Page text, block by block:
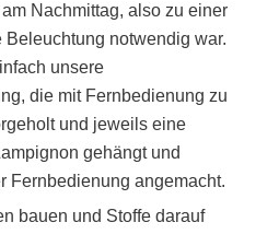
Nachmittag, also zu einer
notwendig war.
unsere
die mit Fernbedienung zu
und jeweils eine
gehängt und
Fernbedienung angemacht.
bauen und Stoffe darauf